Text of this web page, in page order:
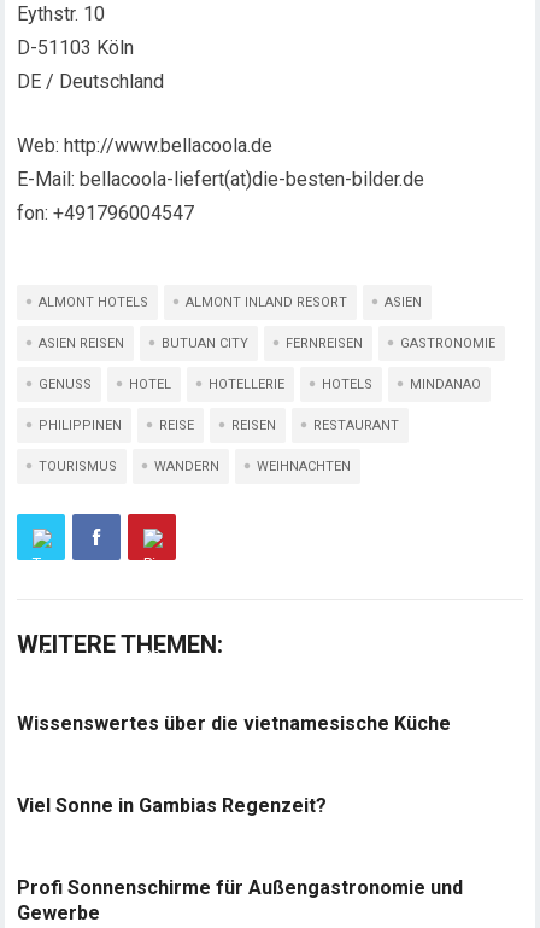
Eythstr. 10
D-51103 Köln
DE / Deutschland
Web: http://www.bellacoola.de
E-Mail: bellacoola-liefert(at)die-besten-bilder.de
fon: +491796004547
ALMONT HOTELS ALMONT INLAND RESORT ASIEN
ASIEN REISEN BUTUAN CITY FERNREISEN GASTRONOMIE
GENUSS HOTEL HOTELLERIE HOTELS MINDANAO
PHILIPPINEN REISE REISEN RESTAURANT
TOURISMUS WANDERN WEIHNACHTEN
WEITERE THEMEN:
Wissenswertes über die vietnamesische Küche
Viel Sonne in Gambias Regenzeit?
Profi Sonnenschirme für Außengastronomie und
Gewerbe